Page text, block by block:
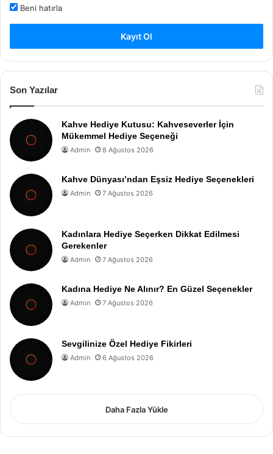
Beni hatırla
Kayıt Ol
Son Yazılar
Kahve Hediye Kutusu: Kahveseverler İçin
Mükemmel Hediye Seçeneği
Admin 8 Ağustos 2026
Kahve Dünyası’ndan Eşsiz Hediye Seçenekleri
Admin 7 Ağustos 2026
Kadınlara Hediye Seçerken Dikkat Edilmesi
Gerekenler
Admin 7 Ağustos 2026
Kadına Hediye Ne Alınır? En Güzel Seçenekler
Admin 7 Ağustos 2026
Sevgilinize Özel Hediye Fikirleri
Admin 6 Ağustos 2026
Daha Fazla Yükle